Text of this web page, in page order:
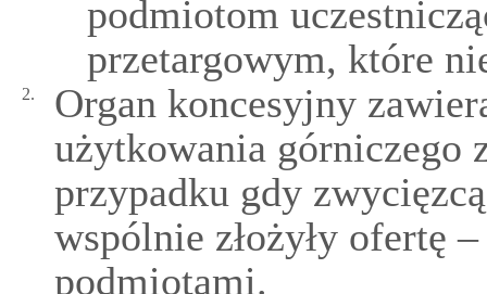
podmiotom
przetargowym, które
2.
Organ koncesyjny
użytkowania górniczego
przypadku gdy
wspólnie złożyły ofertę
podmiotami.